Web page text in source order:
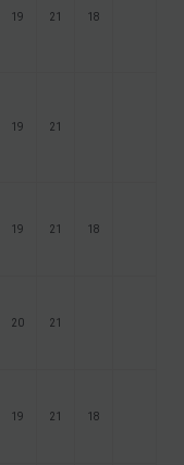
19 21 18
19 21
19 21 18
20 21
19 21 18